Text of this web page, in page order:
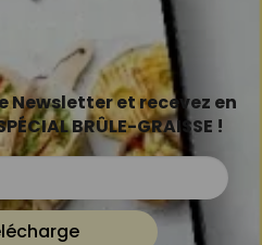
et recevez en
BRÛLE-GRAISSE !